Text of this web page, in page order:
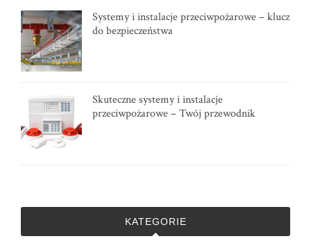
Systemy i instalacje przeciwpożarowe – klucz
do bezpieczeństwa
Skuteczne systemy i instalacje
przeciwpożarowe – Twój przewodnik
KATEGORIE